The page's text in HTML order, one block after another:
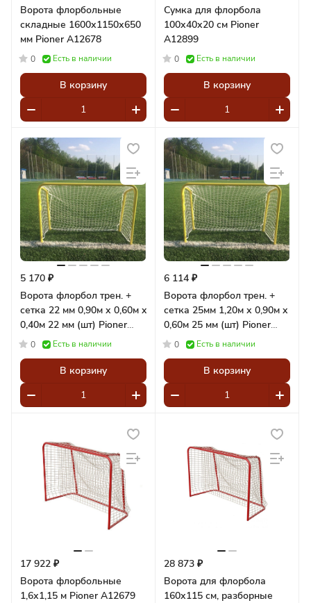
Ворота флорбольные
складные 1600х1150х650
мм Pioner A12678
0 Есть в наличии
В корзину
Сумка для флорбола
100х40х20 см Pioner
A12899
0 Есть в наличии
В корзину
5 170 ₽
Ворота флорбол трен. +
сетка 22 мм 0,90м х 0,60м x
0,40м 22 мм (шт) Pioner
A14856
0 Есть в наличии
В корзину
6 114 ₽
Ворота флорбол трен. +
сетка 25мм 1,20м х 0,90м x
0,60м 25 мм (шт) Pioner
A14855
0 Есть в наличии
В корзину
17 922 ₽
Ворота флорбольные
1,6х1,15 м Pioner A12679
28 873 ₽
Ворота для флорбола
160х115 см, разборные